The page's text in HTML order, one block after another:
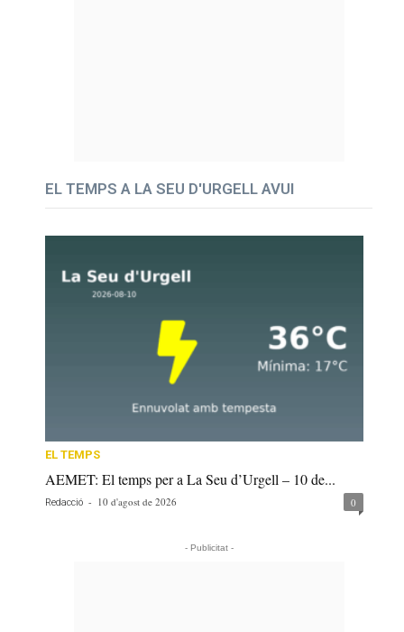
EL TEMPS A LA SEU D'URGELL AVUI
EL TEMPS
AEMET: El temps per a La Seu d’Urgell – 10 de...
Redacció - 10 d'agost de 2026 0
- Publicitat -